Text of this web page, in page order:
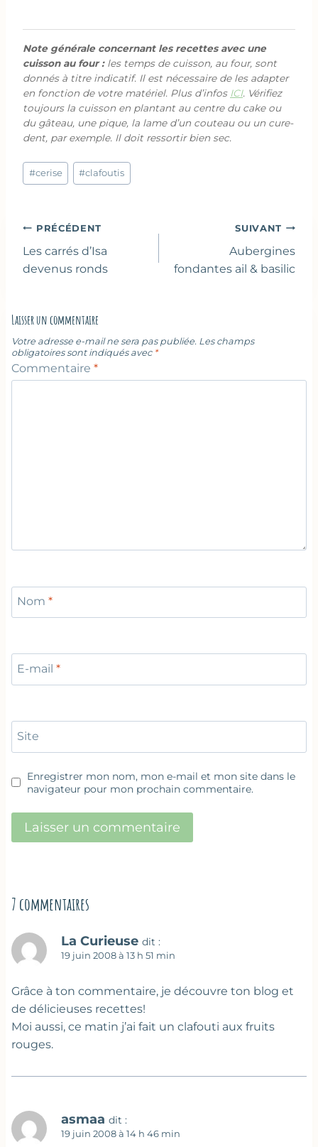
Note générale concernant les recettes avec une
cuisson au four :les temps de cuisson, au four, sont
donnés à titre indicatif. Il est nécessaire de les adapter
en fonction de votre matériel. Plus d’infos ICI. Vérifiez
toujours la cuisson en plantant au centre du cake ou
du gâteau, une pique, la lame d’un couteau ou un cure-
dent, par exemple. Il doit ressortir bien sec.
Étiquettes
de
#cerise #clafoutis
Navigation
de
l’article
PRÉCÉDENT
Les carrés d’Isa
devenus ronds
SUIVANT
Aubergines
fondantes ail & basilic
Laisser un commentaire
Votre adresse e-mail ne sera pas publiée. Les champs
obligatoires sont indiqués avec *
Commentaire *
Nom *
E-mail *
Site
Enregistrer mon nom, mon e-mail et mon site dans le
navigateur pour mon prochain commentaire.
7 commentaires
La Curieuse dit :
19 juin 2008 à 13 h 51 min
Grâce à ton commentaire, je découvre ton blog et
de délicieuses recettes!
Moi aussi, ce matin j’ai fait un clafouti aux fruits
rouges.
asmaa dit :
19 juin 2008 à 14 h 46 min